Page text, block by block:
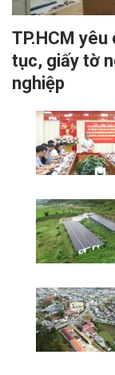
TP.HCM
tục, giấy tờ
nghiệp